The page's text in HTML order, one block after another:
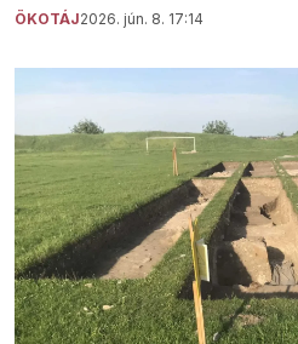
ÖKOTÁJ2026. jún. 8. 17:14